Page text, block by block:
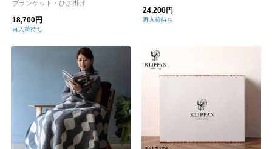
ブランケット・ひざ掛け
18,700円
再入荷待ち
24,200円
再入荷待ち